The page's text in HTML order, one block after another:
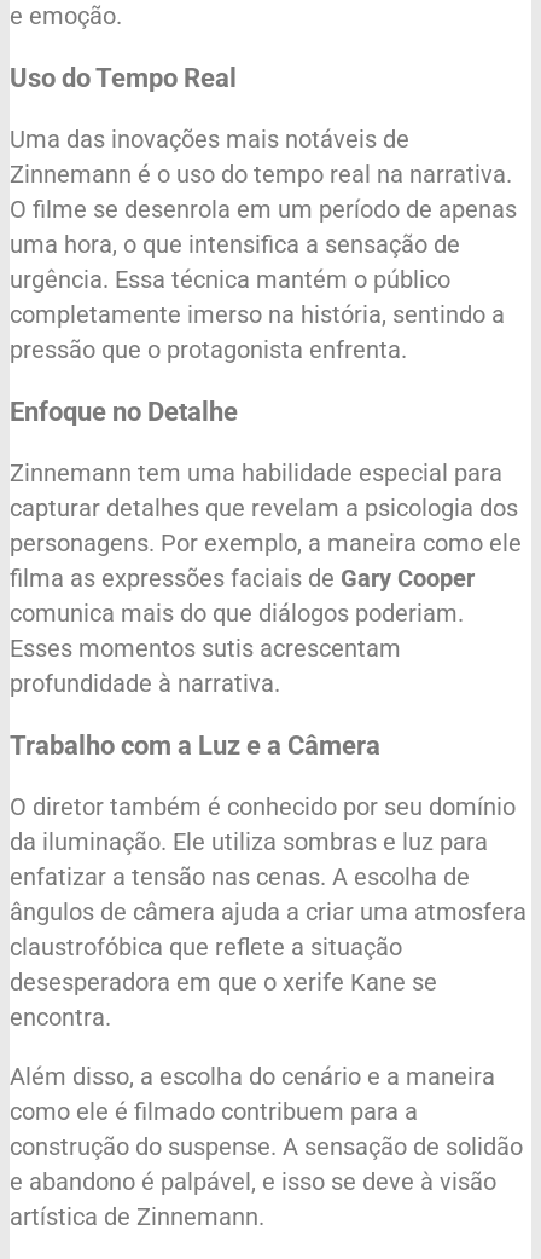
e emoção.
Uso do Tempo Real
Uma das inovações mais notáveis de
Zinnemann é o uso do tempo real na narrativa.
O filme se desenrola em um período de apenas
uma hora, o que intensifica a sensação de
urgência. Essa técnica mantém o público
completamente imerso na história, sentindo a
pressão que o protagonista enfrenta.
Enfoque no Detalhe
Zinnemann tem uma habilidade especial para
capturar detalhes que revelam a psicologia dos
personagens. Por exemplo, a maneira como ele
filma as expressões faciais de Gary Cooper
comunica mais do que diálogos poderiam.
Esses momentos sutis acrescentam
profundidade à narrativa.
Trabalho com a Luz e a Câmera
O diretor também é conhecido por seu domínio
da iluminação. Ele utiliza sombras e luz para
enfatizar a tensão nas cenas. A escolha de
ângulos de câmera ajuda a criar uma atmosfera
claustrofóbica que reflete a situação
desesperadora em que o xerife Kane se
encontra.
Além disso, a escolha do cenário e a maneira
como ele é filmado contribuem para a
construção do suspense. A sensação de solidão
e abandono é palpável, e isso se deve à visão
artística de Zinnemann.